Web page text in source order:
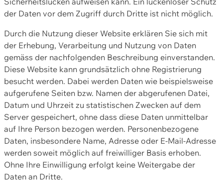
der Daten vor dem Zugriff durch Dritte ist nicht möglich.
Durch die Nutzung dieser Website erklären Sie sich mit
der Erhebung, Verarbeitung und Nutzung von Daten
gemäss der nachfolgenden Beschreibung einverstanden.
Diese Website kann grundsätzlich ohne Registrierung
besucht werden. Dabei werden Daten wie beispielsweise
aufgerufene Seiten bzw. Namen der abgerufenen Datei,
Datum und Uhrzeit zu statistischen Zwecken auf dem
Server gespeichert, ohne dass diese Daten unmittelbar
auf Ihre Person bezogen werden. Personenbezogene
Daten, insbesondere Name, Adresse oder E-Mail-Adresse
werden soweit möglich auf freiwilliger Basis erhoben.
Ohne Ihre Einwilligung erfolgt keine Weitergabe der
Daten an Dritte.